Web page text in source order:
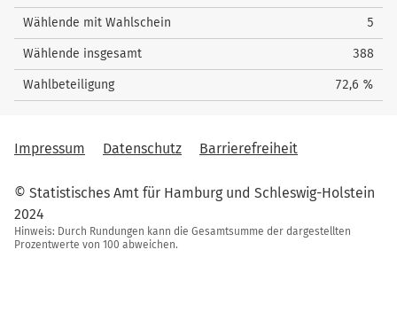
Wählende mit Wahlschein 5
Wählende insgesamt 388
Wahlbeteiligung 72,6 %
Impressum Datenschutz Barrierefreiheit
© Statistisches Amt für Hamburg und Schleswig-Holstein
2024
Hinweis: Durch Rundungen kann die Gesamtsumme der dargestellten
Prozentwerte von 100 abweichen.